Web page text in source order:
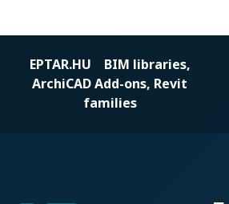
EPTAR.HU BIM libraries,
ArchiCAD Add-ons, Revit
families